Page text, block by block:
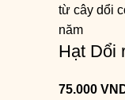
Hạt Dổi
75.000